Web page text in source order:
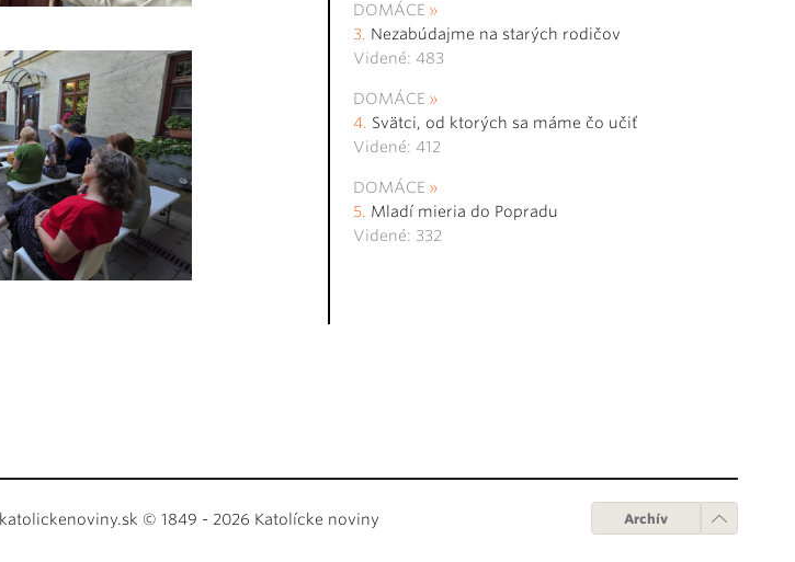
DOMÁCE
Nezabúdajme na starých rodičov
Videné: 483
DOMÁCE
Svätci, od ktorých sa máme čo učiť
Videné: 412
DOMÁCE
Mladí mieria do Popradu
Videné: 332
katolickenoviny.sk © 1849 - 2026 Katolícke noviny Archív